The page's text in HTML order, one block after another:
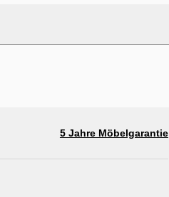
5 Jahre Möbelgarantie